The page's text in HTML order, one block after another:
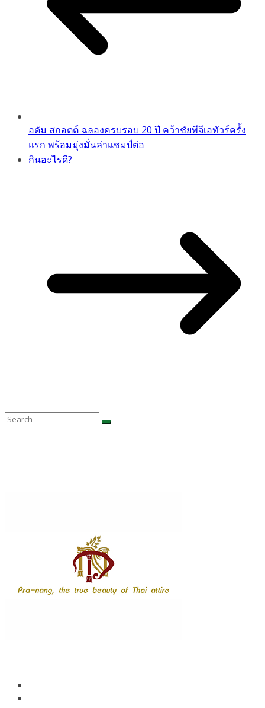
อดัม สกอตต์ ฉลองครบรอบ 20 ปี คว้าชัยพีจีเอทัวร์ครั้ง
แรก พร้อมมุ่งมั่นล่าแชมป์ต่อ
กินอะไรดี?